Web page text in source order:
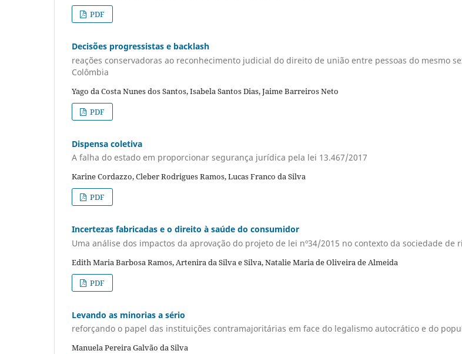
PDF
Decisões progressistas e backlash
reações conservadoras ao reconhecimento judicial do direito de união entre pessoas do mesmo
Colômbia
Yago da Costa Nunes dos Santos, Isabela Santos Dias, Jaime Barreiros Neto
PDF
Dispensa coletiva
A falha do estado em proporcionar segurança jurídica pela lei 13.467/2017
Karine Cordazzo, Cleber Rodrigues Ramos, Lucas Franco da Silva
PDF
Incertezas fabricadas e o direito à saúde do consumidor
Uma análise dos impactos da aprovação do projeto de lei nº34/2015 no contexto da sociedade de
Edith Maria Barbosa Ramos, Artenira da Silva e Silva, Natalie Maria de Oliveira de Almeida
PDF
Levando as minorias a sério
reforçando o papel das instituições contramajoritárias em face do legalismo autocrático e do
Manuela Pereira Galvão da Silva